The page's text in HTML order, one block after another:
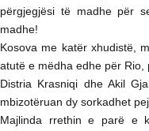
përgjegjësi të madhe për
madhe!
Kosova me katër xhudistë,
atutë e mëdha edhe për
Distria Krasniqi dhe Akil
mbizotëruan dy sorkadhet
Majlinda rrethin e parë e